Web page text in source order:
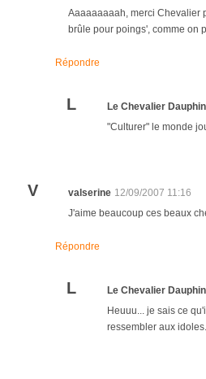
Aaaaaaaaah, merci Chevalier
brûle pour poings', comme on
Répondre
L Le Chevalier
"Culturer" le monde
V valserine 12/09/2007 11:16
J'aime beaucoup ces beaux
Répondre
L Le Chevalier
Heuuu... je sais ce
ressembler aux idoles.